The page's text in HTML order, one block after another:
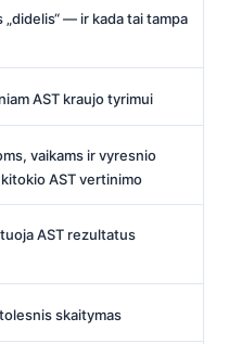
„didelis“ — ir kada tai tampa
AST kraujo tyrimui
vaikams ir vyresnio
AST vertinimo
AST rezultatus
skaitymas